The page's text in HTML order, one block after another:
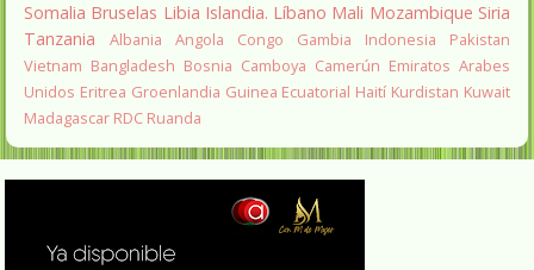
Somalia Bruselas Libia Islandia. Líbano Mali Mozambique Siria
Tanzania
Albania Angola Congo Gambia Indonesia
Pakistan
Vietnam Bangladesh Bosnia Camboya Camerún Emiratos Arabes
Unidos Eritrea Groenlandia Guinea Ecuatorial Haití Kurdistan Kuwait
Madagascar RDC Ruanda